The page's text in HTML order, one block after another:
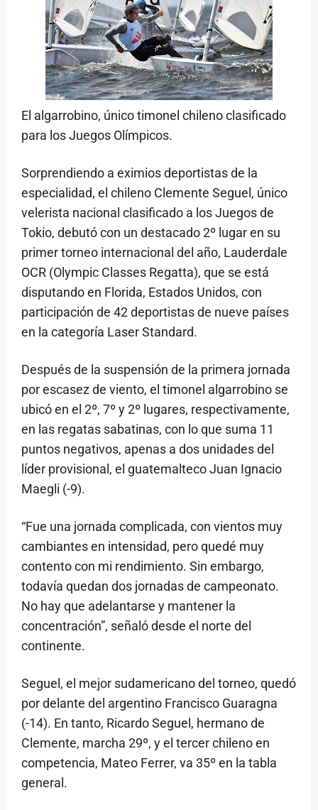
El algarrobino, único timonel chileno clasificado
para los Juegos Olímpicos.
Sorprendiendo a eximios deportistas de la
especialidad, el chileno Clemente Seguel, único
velerista nacional clasificado a los Juegos de
Tokio, debutó con un destacado 2º lugar en su
primer torneo internacional del año, Lauderdale
OCR (Olympic Classes Regatta), que se está
disputando en Florida, Estados Unidos, con
participación de 42 deportistas de nueve países
en la categoría Laser Standard.
Después de la suspensión de la primera jornada
por escasez de viento, el timonel algarrobino se
ubicó en el 2º, 7º y 2º lugares, respectivamente,
en las regatas sabatinas, con lo que suma 11
puntos negativos, apenas a dos unidades del
líder provisional, el guatemalteco Juan Ignacio
Maegli (-9).
“Fue una jornada complicada, con vientos muy
cambiantes en intensidad, pero quedé muy
contento con mi rendimiento. Sin embargo,
todavía quedan dos jornadas de campeonato.
No hay que adelantarse y mantener la
concentración”, señaló desde el norte del
continente.
Seguel, el mejor sudamericano del torneo, quedó
por delante del argentino Francisco Guaragna
(-14). En tanto, Ricardo Seguel, hermano de
Clemente, marcha 29º, y el tercer chileno en
competencia, Mateo Ferrer, va 35º en la tabla
general.